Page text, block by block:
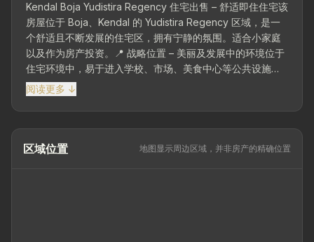
Kendal Boja Yudistira Regency 住宅出售 – 舒适即住住宅该
房屋位于 Boja、Kendal 的 Yudistira Regency 区域，是一
个舒适且不断发展的住宅区，拥有宁静的氛围。适合小家庭
以及作为房产投资。📍 战略位置 – 美丽及发展中的环境位于
住宅环境中，易于进入学校、市场、美食中心等公共设施及
方便日常活动的主干道。📐 地块面积 60 平方米 | 建筑面积
60 平方米 | 尺寸 6 x 10 | 1 层 – 建筑布局合理，状况良好，
可直接入住。🛏 2 间卧室 | 1 间浴室 – 配有客厅、家庭室和
支持日常活动的厨房。🌿 花园 | 车棚 – 提供额外的舒适度和
车辆停泊区域...
阅读更多 ↓
区域位置 地图显示周边区域，并非房产的精确位置